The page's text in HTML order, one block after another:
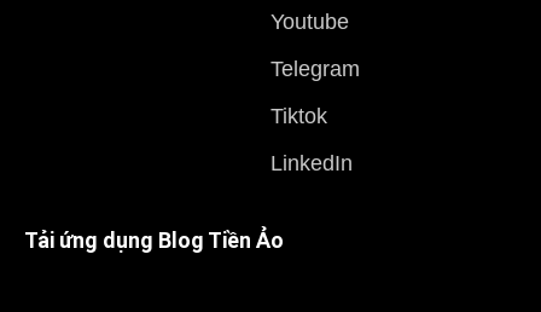
Youtube
Telegram
Tiktok
LinkedIn
Tải ứng dụng Blog Tiền Ảo